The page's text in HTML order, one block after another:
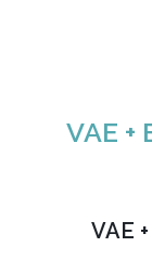
VAE
VAE